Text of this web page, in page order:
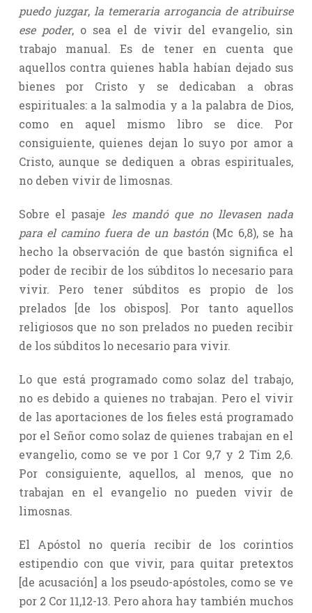
puedo juzgar,la temeraria arrogancia de atribuirse
ese poder, o sea el de vivir del evangelio, sin
trabajo manual. Es de tener en cuenta que
aquellos contra quienes habla habían dejado sus
bienes por Cristo y se dedicaban a obras
espirituales: a la salmodia y a la palabra de Dios,
como en aquel mismo libro se dice. Por
consiguiente, quienes dejan lo suyo por amor a
Cristo, aunque se dediquen a obras espirituales,
no deben vivir de limosnas.
Sobre el pasaje les mandó que no llevasen nada
para el camino fuera de un bastón (Mc 6,8), se ha
hecho la observación de que bastón significa el
poder de recibir de los súbditos lo necesario para
vivir. Pero tener súbditos es propio de los
prelados [de los obispos]. Por tanto aquellos
religiosos que no son prelados no pueden recibir
de los súbditos lo necesario para vivir.
Lo que está programado como solaz del trabajo,
no es debido a quienes no trabajan. Pero el vivir
de las aportaciones de los fieles está programado
por el Señor como solaz de quienes trabajan en el
evangelio, como se ve por 1 Cor 9,7 y 2 Tim 2,6.
Por consiguiente, aquellos, al menos, que no
trabajan en el evangelio no pueden vivir de
limosnas.
El Apóstol no quería recibir de los corintios
estipendio con que vivir, para quitar pretextos
[de acusación] a los pseudo-apóstoles, como se ve
por 2 Cor 11,12-13. Pero ahora hay también muchos